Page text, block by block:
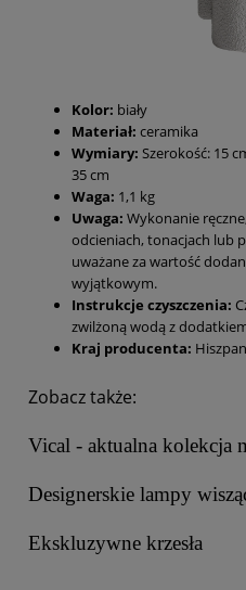
Kolor: biały
Materiał: ceramika
Wymiary: Szerokość: 15
35 cm
Waga: 1,1 kg
Uwaga: Wykonanie
odcieniach, tonacjach lub
uważane za wartość
wyjątkowym.
Instrukcje czyszczenia:
zwilżoną wodą z
Kraj producenta:
Zobacz także:
Vical - aktualna kolekcja
Designerskie lampy
Ekskluzywne krzesła